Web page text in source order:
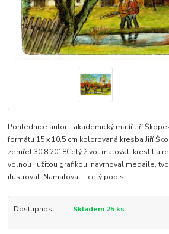
Pohlednice autor - akademický malíř Jiří
formátu 15 x 10,5 cm kolorovaná kresba Jiří
zemřel 30.8.2018Celý život maloval, kreslil a
volnou i užitou grafikou, navrhoval medaile,
ilustroval. Namaloval... celý popis
Dostupnost Skladem 25 ks